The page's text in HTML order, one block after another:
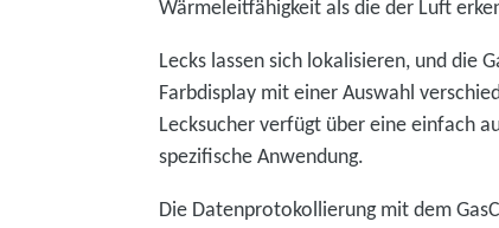
Wärmeleitfähigkeit als die der Luft
Lecks lassen sich lokalisieren, und die
Farbdisplay mit einer Auswahl
Lecksucher verfügt über eine einfach
spezifische Anwendung.
Die Datenprotokollierung mit dem